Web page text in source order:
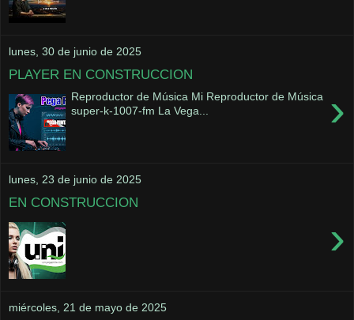
lunes, 30 de junio de 2025
PLAYER EN CONSTRUCCION
›
Reproductor de Música Mi Reproductor de Música
super-k-1007-fm La Vega...
lunes, 23 de junio de 2025
EN CONSTRUCCION
›
miércoles, 21 de mayo de 2025